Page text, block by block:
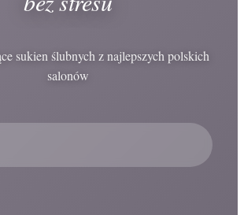
sukien ślubnych z najlepszych polskich
salonów